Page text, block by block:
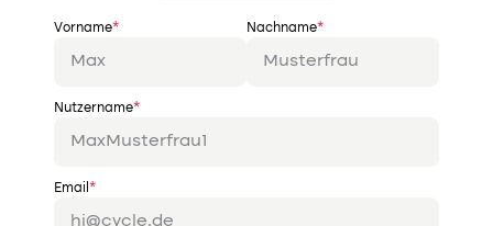
Vorname* Nachname*
Nutzername*
Email *